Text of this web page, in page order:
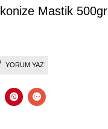
Mastik 500gr
YORUM YAZ